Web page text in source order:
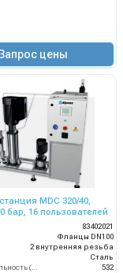
цены
MDC 320/40,
бар, 16 пользователей
83402021
Фланцы DN100
2 внутренняя резьба
Cталь
Производительность (л/мин)
532